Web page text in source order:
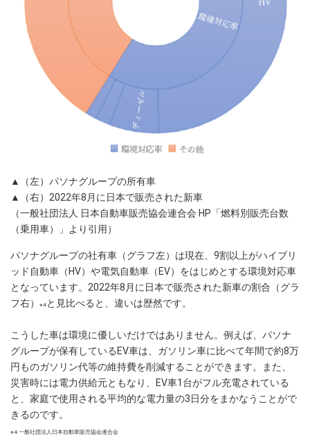
▲（左）パソナグループの所有車
▲（右）2022年8月に日本で販売された新車
（一般社団法人 日本自動車販売協会連合会 HP「燃料別販売台数
（乗用車）」より引用）
パソナグループの社有車（グラフ左）は現在、9割以上がハイブリ
ッド自動車（HV）や電気自動車（EV）をはじめとする環境対応車
となっています。2022年8月に日本で販売された新車の割合（グラ
フ右）
※4 と見比べると、違いは歴然です。
こうした車は環境に優しいだけではありません。例えば、パソナ
グループが保有しているEV車は、ガソリン車に比べて年間で約8万
円ものガソリン代等の維持費を削減することができます。また、
災害時には電力供給元ともなり、EV車1台がフル充電されている
と、家庭で使用される平均的な電力量の3日分をまかなうことがで
きるのです。
※4 一般社団法人日本自動車販売協会連合会